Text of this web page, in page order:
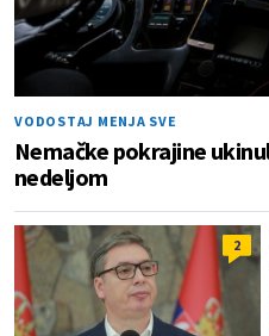
VODOSTAJ MENJA SVE
Nemačke pokrajine
nedeljom
2